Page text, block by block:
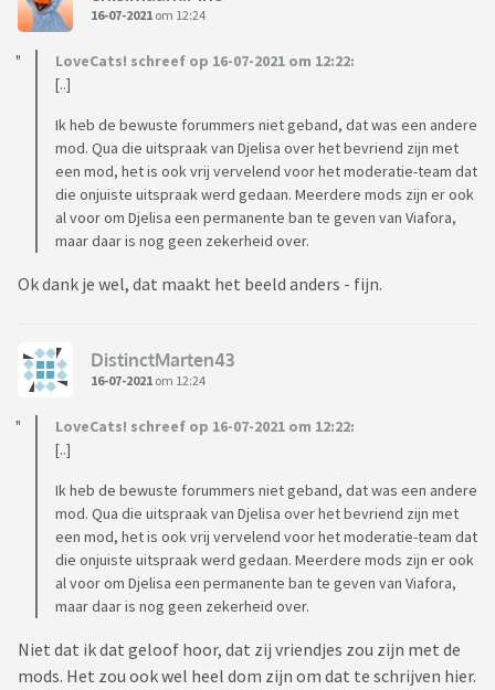
16-07-2021 om 12:24
LoveCats! schreef op 16-07-2021 om 12:22:
[..]
Ik heb de bewuste forummers niet geband, dat was een andere
mod. Qua die uitspraak van Djelisa over het bevriend zijn met
een mod, het is ook vrij vervelend voor het moderatie-team dat
die onjuiste uitspraak werd gedaan. Meerdere mods zijn er ook
al voor om Djelisa een permanente ban te geven van Viafora,
maar daar is nog geen zekerheid over.
Ok dank je wel, dat maakt het beeld anders - fijn.
DistinctMarten43
16-07-2021 om 12:24
LoveCats! schreef op 16-07-2021 om 12:22:
[..]
Ik heb de bewuste forummers niet geband, dat was een andere
mod. Qua die uitspraak van Djelisa over het bevriend zijn met
een mod, het is ook vrij vervelend voor het moderatie-team dat
die onjuiste uitspraak werd gedaan. Meerdere mods zijn er ook
al voor om Djelisa een permanente ban te geven van Viafora,
maar daar is nog geen zekerheid over.
Niet dat ik dat geloof hoor, dat zij vriendjes zou zijn met de
mods. Het zou ook wel heel dom zijn om dat te schrijven hier.